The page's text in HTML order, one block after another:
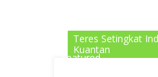
Featured
Teres Setingkat
Kuantan